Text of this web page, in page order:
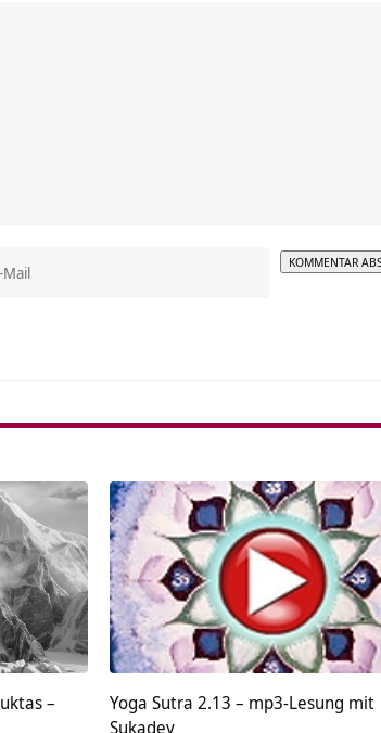
–
Yoga Sutra 2.13 – mp3-Lesung mit
Sukadev